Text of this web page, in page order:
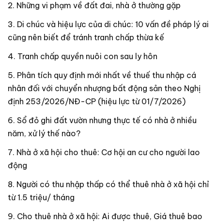
Những vi phạm về đất đai, nhà ở thường gặp
Di chúc và hiệu lực của di chúc: 10 vấn đề pháp lý ai
cũng nên biết để tránh tranh chấp thừa kế
Tranh chấp quyền nuôi con sau ly hôn
Phân tích quy định mới nhất về thuế thu nhập cá
nhân đối với chuyển nhượng bất động sản theo Nghị
định 253/2026/NĐ-CP (hiệu lực từ 01/7/2026)
Sổ đỏ ghi đất vườn nhưng thực tế có nhà ở nhiều
năm, xử lý thế nào?
Nhà ở xã hội cho thuê: Cơ hội an cư cho người lao
động
Người có thu nhập thấp có thể thuê nhà ở xã hội chỉ
từ 1.5 triệu/ tháng
Cho thuê nhà ở xã hội: Ai được thuê, Giá thuê bao